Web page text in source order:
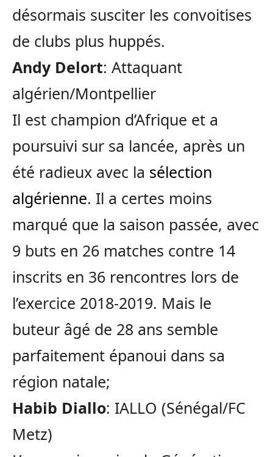
désormais susciter les convoitises
de clubs plus huppés.
Andy Delort: Attaquant
algérien/Montpellier
Il est champion d’Afrique et a
poursuivi sur sa lancée, après un
été radieux avec la sélection
algérienne. Il a certes moins
marqué que la saison passée, avec
9 buts en 26 matches contre 14
inscrits en 36 rencontres lors de
l’exercice 2018-2019. Mais le
buteur âgé de 28 ans semble
parfaitement épanoui dans sa
région natale;
Habib Diallo: IALLO (Sénégal/FC
Metz)